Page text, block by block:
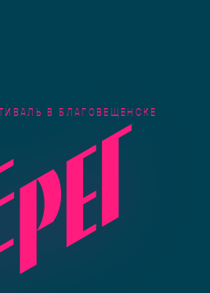
В БЛАГОВЕЩЕНСКЕ